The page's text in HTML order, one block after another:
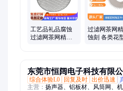
工艺品礼品腐蚀
过滤网茶网精密
过滤网茶网
蚀刻 各类花
东莞市恒阔电子科技有限公
综合体验L0
回复及时 出价迅速
主营： 扬声器、铝板材、风筒网、